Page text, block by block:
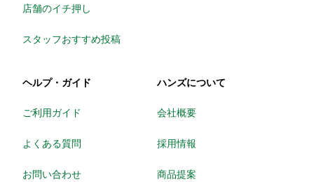
店舗のイチ押し
スタッフおすすめ投稿
ヘルプ・ガイド
ご利用ガイド
よくある質問
お問い合わせ
ハンズについて
会社概要
採用情報
商品提案